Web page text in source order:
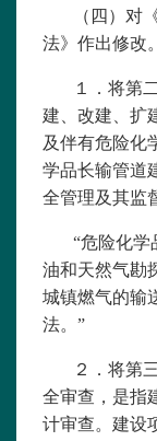
（四）对
法》作出修改。
１．将第
建、改建、扩
及伴有危险化
学品长输管道
全管理及其监
“危险化学
油和天然气勘
城镇燃气的输
法。”
２．将第
全审查，是指
计审查。建设